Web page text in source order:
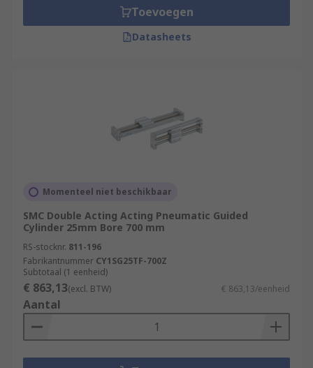
Toevoegen
Datasheets
Momenteel niet beschikbaar
SMC Double Acting Acting Pneumatic Guided
Cylinder 25mm Bore 700 mm
RS-stocknr. 811-196
Fabrikantnummer CY1SG25TF-700Z
Subtotaal (1 eenheid)
€ 863,13(excl. BTW) € 863,13/eenheid
Aantal